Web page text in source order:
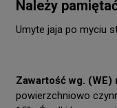
Należy
Umyte jaja po myciu
Zawartość wg.
powierzchniowo